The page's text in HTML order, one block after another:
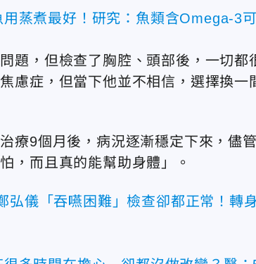
用蒸煮最好！研究：魚類含Omega-3
題，但檢查了胸腔、頭部後，一切都
慮症，但當下他並不相信，選擇換一
療9個月後，病況逐漸穩定下來，儘
，而且真的能幫助身體」。
弘儀「吞嚥困難」檢查卻都正常！轉